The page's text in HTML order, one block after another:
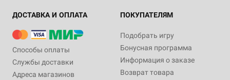
ДОСТАВКА И ОПЛАТА
Способы оплаты
Службы доставки
Адреса магазинов
ПОКУПАТЕЛЯМ
Подобрать игру
Бонусная программа
Информация о заказе
Возврат товара